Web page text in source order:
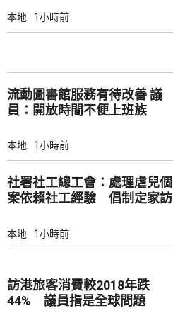
本地 1小時前
流動圖書館服務有待改善 議
員：開放時間不便上班族
本地 1小時前
社署社工總工會：處理虐兒個
案依賴社工經驗 倡制定家訪
本地 1小時前
訪港旅客消費較2018年跌
44% 議員指是全球問題